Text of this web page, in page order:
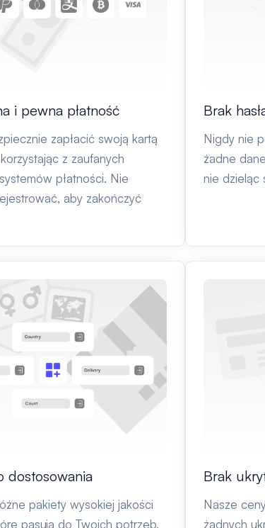
i pewna płatność
zapłacić swoją kartą
z zaufanych
płatności. Nie
aby zakończyć
Brak
Nigdy nie
żadne
nie dzieląc
dostosowania
pakiety wysokiej jakości
pasują do Twoich potrzeb.
Brak
Nasze
żadnych